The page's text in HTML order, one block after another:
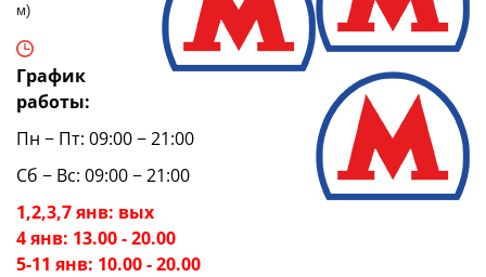
м)
График
работы:
Пн − Пт: 09:00 − 21:00
Сб − Вс: 09:00 − 21:00
1,2,3,7 янв: вых
4 янв: 13.00 - 20.00
5-11 янв: 10.00 - 20.00